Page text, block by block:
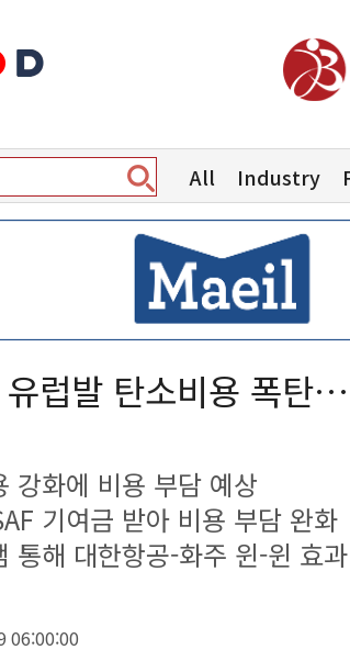
All Industry
유럽발 탄소비용 폭탄
강화에 비용 부담 예상
기여금 받아 비용 부담 완화
통해 대한항공-화주 윈-윈 효과
06:00:00